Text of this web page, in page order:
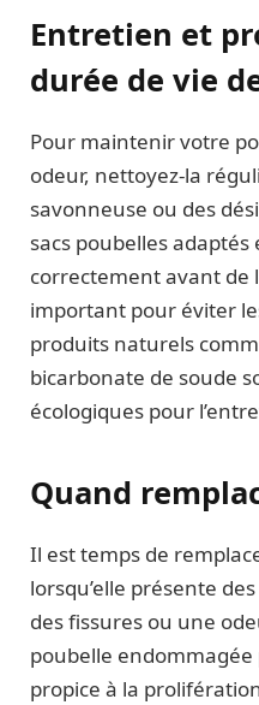
Entretien et
durée de vie
Pour maintenir votre
odeur, nettoyez-la
savonneuse ou des
sacs poubelles
correctement avant de
important pour éviter
produits naturels
bicarbonate de soude
écologiques pour
Quand
Il est temps de
lorsqu’elle présente
des fissures ou une
poubelle
propice à la